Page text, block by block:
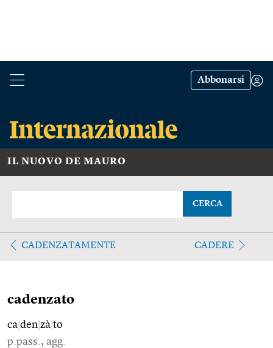
Abbonarsi
IL NUOVO DE MAURO
CERCA
CADENZATAMENTE CADERE
cadenzato
ca den zà to
p.pass., agg.